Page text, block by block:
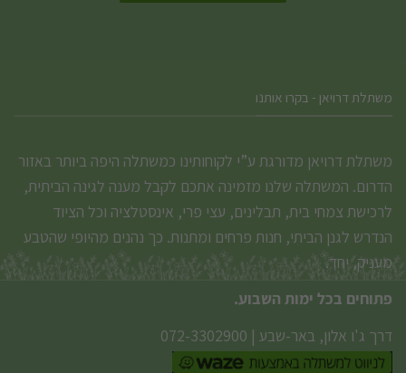
משתלת דרויאן - בקרו אותנו
משתלת דרויאן מדורגת ע”י לקוחותינו כמשתלה היפה ביותר באזור
הדרום. המשתלה שלנו מזמינה אתכם לקבל מענה לגינה הביתית,
לרכישת צמחי בית, תבלינים, עצי פרי, אינסטלציה וכל הציוד
הנדרש לגנן הביתי, חנות פרחים ומתנות. כך נהנים מהיופי שהטבע
מעניק, יחד.
פתוחים בכל ימות השבוע.
דרך ג'ו אלון, באר-שבע |
072-3302900